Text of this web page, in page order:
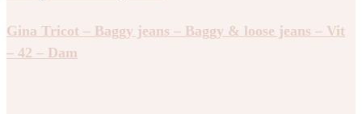
Gina Tricot – Baggy jeans – Baggy & loose jeans – Vit
– 42 – Dam